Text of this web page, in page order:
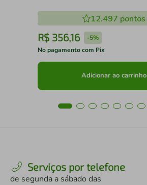
12.497 pontos
R$ 356,16 -5%
No pagamento com Pix
Adicionar ao carrinho
Serviços por telefone
de segunda a sábado das